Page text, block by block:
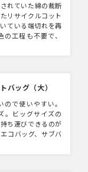
れていた綿の裁断
リサイクルコット
ている端切れを再
工程も不要で、
バッグ（大）
で使いやすい。
。ビッグサイズの
ち運びできるのが
コバッグ、サブバ